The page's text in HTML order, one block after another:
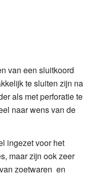
van een sluitkoord
te sluiten zijn na
als met perforatie te
naar wens van de
ingezet voor het
maar zijn ook zeer
zoetwaren en